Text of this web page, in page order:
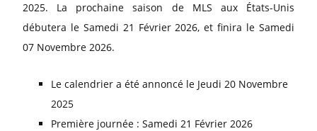
2025. La prochaine saison de MLS aux États-Unis
débutera le Samedi 21 Février 2026, et finira le Samedi
07 Novembre 2026.
Le calendrier a été annoncé le Jeudi 20 Novembre
2025
Première journée : Samedi 21 Février 2026